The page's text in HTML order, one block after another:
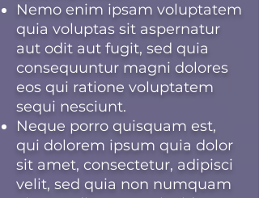
Nemo enim ipsam voluptatem
quia voluptas sit aspernatur
aut odit aut fugit, sed quia
consequuntur magni dolores
eos qui ratione voluptatem
sequi nesciunt.
Neque porro quisquam est,
qui dolorem ipsum quia dolor
sit amet, consectetur, adipisci
velit, sed quia non numquam